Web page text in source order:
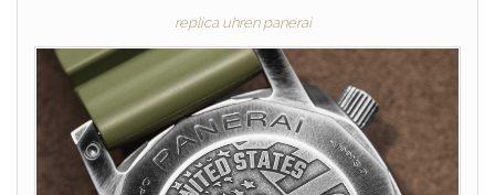
replica uhren panerai